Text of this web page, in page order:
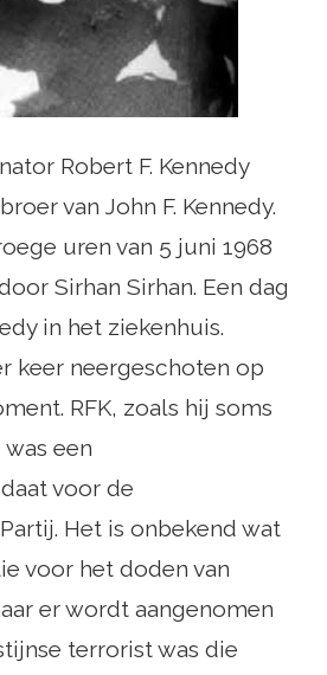
Robert F. Kennedy
van John F. Kennedy.
uren van 5 juni 1968
Sirhan Sirhan. Een dag
in het ziekenhuis.
keer neergeschoten op
RFK, zoals hij soms
een
voor de
Het is onbekend wat
voor het doden van
er wordt aangenomen
terrorist was die